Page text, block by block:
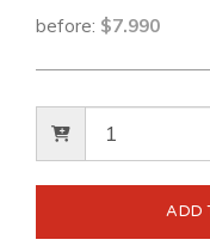
before: $7.990